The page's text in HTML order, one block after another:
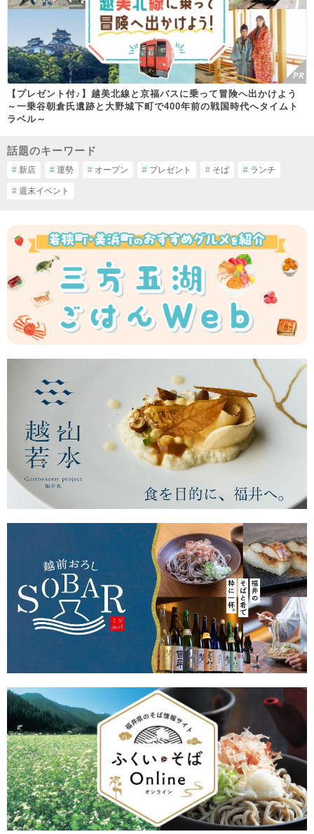
【プレゼント付♪】越美北線と京福バスに乗って冒険へ出かけよう
～一乗谷朝倉氏遺跡と大野城下町で400年前の戦国時代へタイムト
ラベル～
話題のキーワード
# 新店 # 運勢 # オープン # プレゼント # そば # ランチ
# 週末イベント